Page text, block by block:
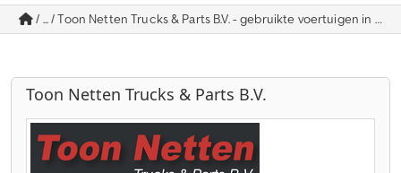
/ ... / Toon Netten Trucks & Parts B.V. - gebruikte voertuigen in
Toon Netten Trucks & Parts B.V.